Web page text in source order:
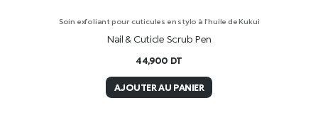
Soin exfoliant pour cuticules en stylo à l’huile de Kukui
Nail & Cuticle Scrub Pen
44,900 DT
AJOUTER AU PANIER